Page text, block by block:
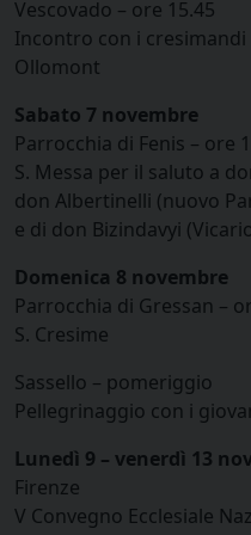
Vescovado – ore 15.45
Incontro con i cresimandi
Ollomont
Sabato 7 novembre
Parrocchia di Fenis – ore
S. Messa per il saluto a
don Albertinelli (nuovo
e di don Bizindavyi
Domenica 8 novembre
Parrocchia di Gressan –
S. Cresime
Sassello – pomeriggio
Pellegrinaggio con i
Lunedì 9 – venerdì 13
Firenze
V Convegno Ecclesiale